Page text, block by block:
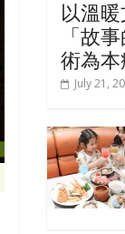
以溫
「故
術為
July 21,